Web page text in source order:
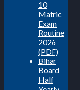
10
Matric
Exam
Routine
2026
(PDF)
Bihar
Board
Half